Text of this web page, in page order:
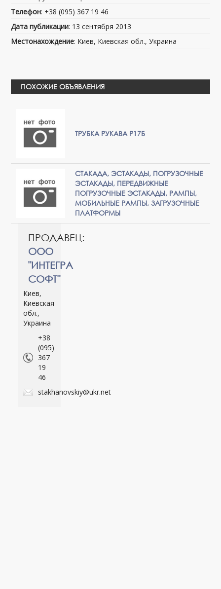
Телефон: +38 (095) 367 19 46
Дата публикации: 13 сентября 2013
Местонахождение: Киев, Киевская обл., Украина
ПОХОЖИЕ ОБЪЯВЛЕНИЯ
ТРУБКА РУКАВА Р17Б
СТАКАДА, ЭСТАКАДЫ, ПОГРУЗОЧНЫЕ
ЭСТАКАДЫ, ПЕРЕДВИЖНЫЕ
ПОГРУЗОЧНЫЕ ЭСТАКАДЫ, РАМПЫ,
МОБИЛЬНЫЕ РАМПЫ, ЗАГРУЗОЧНЫЕ
ПЛАТФОРМЫ
ПРОДАВЕЦ:
ООО
"ИНТЕГРА
СОФТ"
Киев,
Киевская
обл.,
Украина
+38
(095)
367
19
46
stakhanovskiy@ukr.net